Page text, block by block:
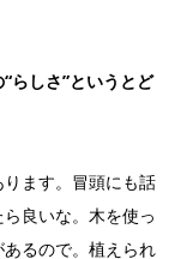
しさ”というとど
ます。冒頭にも話
良いな。木を使っ
るので。植えられ